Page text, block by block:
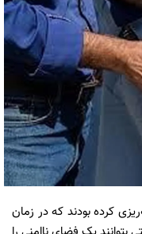
کرده بودند که در زمان